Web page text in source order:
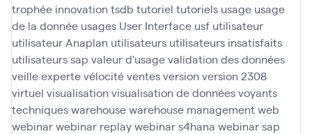
trophée innovation tsdb tutoriel tutoriels usage usage
de la donnée usages User Interface usf utilisateur
utilisateur Anaplan utilisateurs utilisateurs insatisfaits
utilisateurs sap valeur d'usagevalidation des données
veille expertevélocitéventesversion version 2308
virtuel visualisation visualisation de donnéesvoyants
techniqueswarehousewarehouse managementweb
webinarwebinar replaywebinar s4hana webinar sap